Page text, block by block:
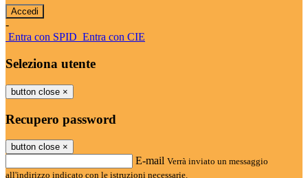
-
Entra con SPID Entra con CIE
Seleziona utente
button close ×
Recupero password
button close ×
E-mail Verrà inviato un messaggio
all'indirizzo indicato con le istruzioni necessarie.